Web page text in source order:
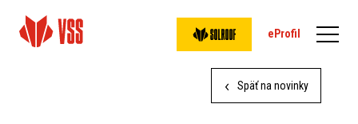
eProfil
Späť na novinky